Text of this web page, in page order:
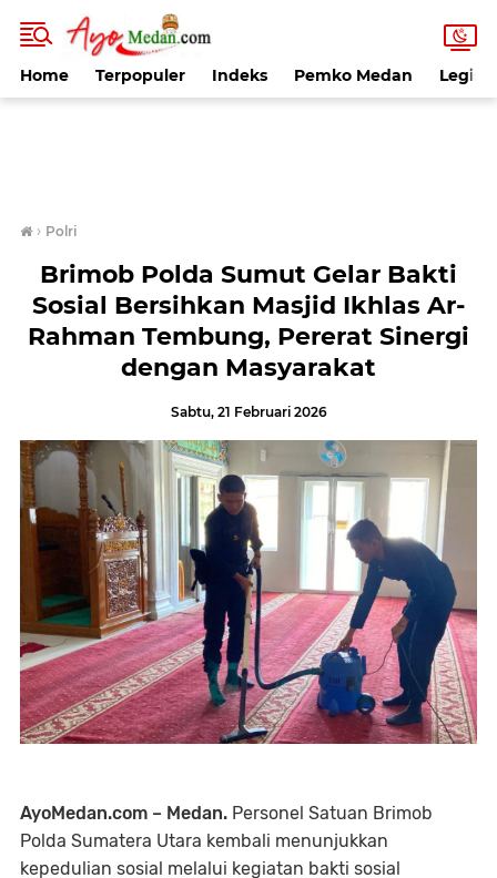
Home Terpopuler Indeks Pemko Medan
› Polri
Brimob Polda Sumut Gelar Bakti
Sosial Bersihkan Masjid Ikhlas Ar-
Rahman Tembung, Pererat Sinergi
dengan Masyarakat
Sabtu, 21 Februari 2026
AyoMedan.com – Medan. Personel Satuan Brimob
Polda Sumatera Utara kembali menunjukkan
kepedulian sosial melalui kegiatan bakti sosial